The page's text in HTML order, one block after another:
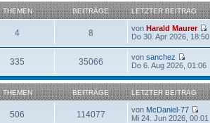
THEMEN BEITRÄGE LETZTER BEITRAG
4 8 vonHarald Maurer
Do 30. Apr 2026, 18:50
335 35066 vonsanchez
Do 6. Aug 2026, 01:06
THEMEN BEITRÄGE LETZTER BEITRAG
506 114077 von McDaniel-77
Mi 24. Jun 2026, 00:01